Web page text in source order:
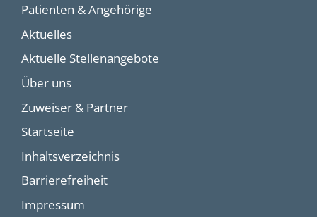
Patienten & Angehörige
Aktuelles
Aktuelle Stellenangebote
Über uns
Zuweiser & Partner
Startseite
Inhaltsverzeichnis
Barrierefreiheit
Impressum